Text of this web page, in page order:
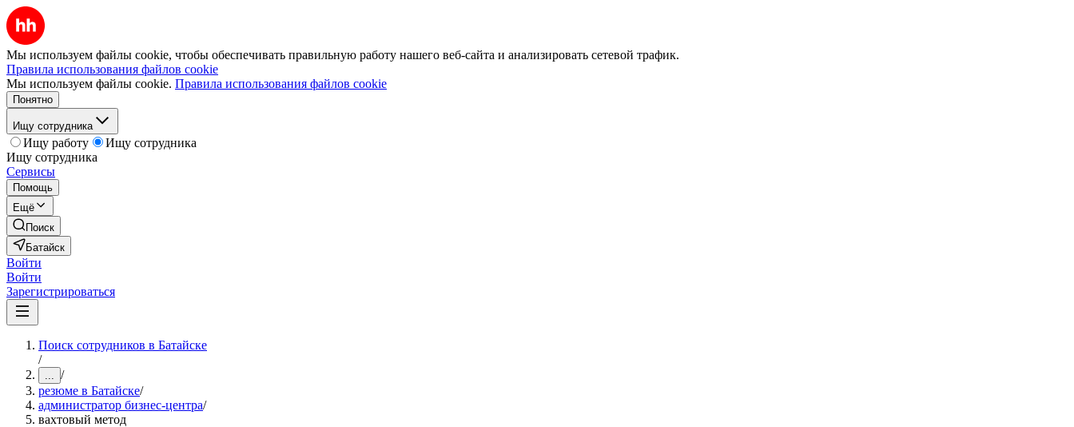
Мы используем файлы cookie, чтобы обеспечивать правильную работу нашего веб-сайта и анализировать сетевой трафик.
Правила использования файлов cookie
Мы используем файлы cookie. Правила использования файлов cookie
Понятно
Ищу сотрудника
Ищу работу
Ищу сотрудника
Ищу сотрудника
Сервисы
Помощь
Ещё
Поиск
Батайск
Войти
Войти
Зарегистрироваться
Поиск сотрудников в Батайске
/
... /
резюме в Батайске/
администратор бизнес-центра/
вахтовый метод